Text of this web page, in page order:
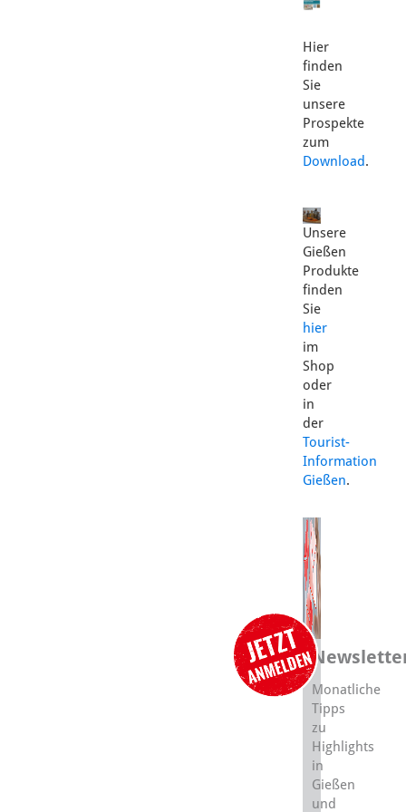
Hier
finden
Sie
unsere
Prospekte
zum
Download.
Unsere
Gießen
Produkte
finden
Sie
hier
im
Shop
oder
in
der
Tourist-
Information
Gießen.
Monatliche
Tipps
zu
Highlights
in
Gießen
und